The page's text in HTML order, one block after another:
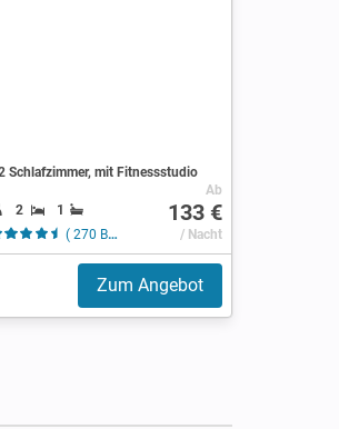
Schlafzimmer, mit Fitnessstudio
2
1
( 270 Bewertungen )
Ab
133 €
/ Nacht
Zum Angebot